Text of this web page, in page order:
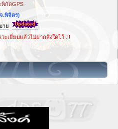
พิกัดGPS
.พิจิตร)
าย
ล้วไม่ฝากสิ่งใดไว้..!!